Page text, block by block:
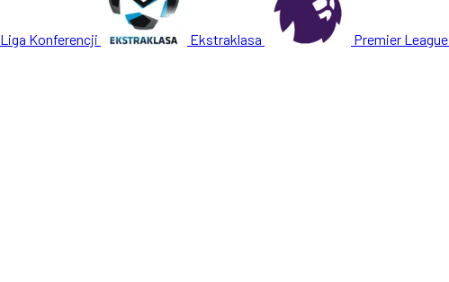
Liga Konferencji Ekstraklasa Premier League